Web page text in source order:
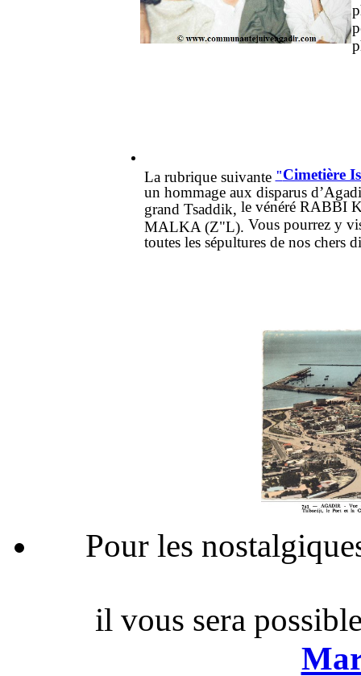
La rubrique suivante "Cimetière
un hommage aux disparus
grand Tsaddik, le vénéré RABBI
MALKA (Z"L). Vous pourrez y
toutes les sépultures de nos chers
Pour les
il vous sera